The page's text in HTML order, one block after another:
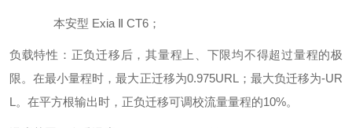
本安型 Exia Ⅱ CT6；
负载特性：正负迁移后，其量程上、下限均不得超过量程的极
限。在最小量程时，最大正迁移为0.975URL；最大负迁移为-UR
L。在平方根输出时，正负迁移可调校流量量程的10%。